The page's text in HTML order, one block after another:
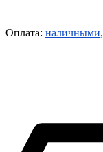
Оплата: наличными,